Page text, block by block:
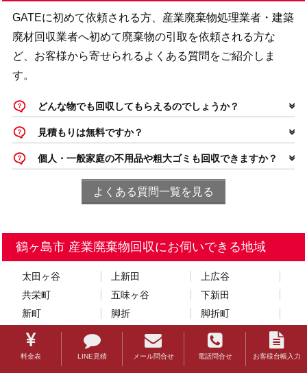
料金表 LINE見積 メール問合せ 電話問合せ お客様台帳入力
GATEに初めて依頼される方、産業廃棄物処理業者・建築
廃材回収業者へ初めて廃棄物の引取を依頼される方な
ど、お客様から寄せられるよくある質問をご紹介しま
す。
どんな物でも回収してもらえるのでしょうか？
見積もりは無料ですか？
個人・一般家庭の不用品や粗大ゴミも回収できますか？
よくある質問一覧を見る
鶴ヶ島市 産業廃棄物回収にお伺いできる地域
太田ヶ谷 上新田
上広谷
共栄町
五味ヶ谷
下新田
新町
脚折
脚折町
高倉
鶴ヶ丘
中新田
羽折町
富士見
松ヶ丘